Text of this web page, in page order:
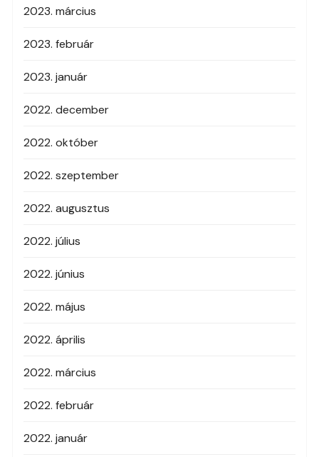
2023. március
2023. február
2023. január
2022. december
2022. október
2022. szeptember
2022. augusztus
2022. július
2022. június
2022. május
2022. április
2022. március
2022. február
2022. január